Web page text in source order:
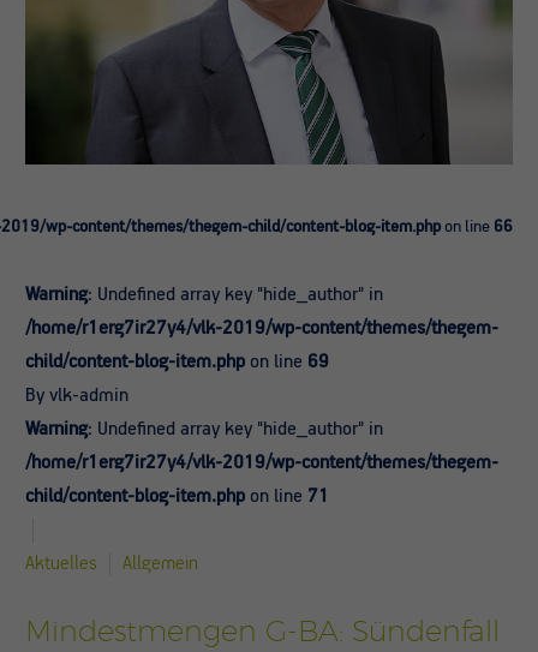
wp-content/themes/thegem-child/content-blog-item.php on line 66
Warning: Undefined array key "hide_author" in
/home/r1erg7ir27y4/vlk-2019/wp-content/themes/thegem-
child/content-blog-item.php on line 69
By vlk-admin
Warning: Undefined array key "hide_author" in
/home/r1erg7ir27y4/vlk-2019/wp-content/themes/thegem-
child/content-blog-item.php on line 71
Aktuelles Allgemein
Mindestmengen G-BA: Sündenfall